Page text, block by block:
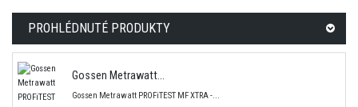
PROHLÉDNUTÉ PRODUKTY
Gossen Metrawatt...
Gossen Metrawatt PROFiTEST MF XTRA -...